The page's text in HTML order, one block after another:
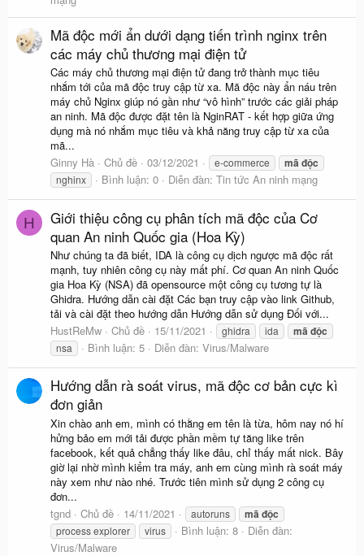
Mã độc mới ẩn dưới dạng tiến trình nginx trên
các máy chủ thương mại điện tử
Các máy chủ thương mại điện tử đang trở thành mục tiêu
nhắm tới của mã độc truy cập từ xa. Mã độc này ẩn náu trên
máy chủ Nginx giúp nó gần như “vô hình” trước các giải pháp
an ninh. Mã độc được đặt tên là NginRAT - kết hợp giữa ứng
dụng mà nó nhắm mục tiêu và khả năng truy cập từ xa của
mã...
Ginny Hà
Chủ đề 03/12/2021 e-commerce mã độc
nghinx Bình luận: 0 Diễn đàn: Tin tức An ninh mạng
H
Giới thiệu công cụ phân tích mã độc của Cơ
quan An ninh Quốc gia (Hoa Kỳ)
Như chúng ta đã biết, IDA là công cụ dịch ngược mã độc rất
mạnh, tuy nhiên công cụ này mất phí. Cơ quan An ninh Quốc
gia Hoa Kỳ (NSA) đã opensource một công cụ tương tự là
Ghidra. Hướng dẫn cài đặt Các bạn truy cập vào link Github,
tải và cài đặt theo hướng dẫn Hướng dẫn sử dụng Đối với...
HustReMw
Chủ đề 15/11/2021 ghidra ida mã độc
nsa Bình luận: 5 Diễn đàn: Virus/Malware
Hướng dẫn rà soát virus, mã độc cơ bản cực kì
đơn giản
Xin chào anh em, mình có thằng em tên là từa, hôm nay nó hí
hửng bảo em mới tải được phần mềm tự tăng like trên
facebook, kết quả chẳng thấy like đâu, chỉ thấy mất nick. Bây
giờ lại nhờ mình kiểm tra máy, anh em cùng mình rà soát máy
này xem như nào nhé. Trước tiên mình sử dụng 2 công cụ
đơn...
tgnd
Chủ đề 14/11/2021 autoruns mã độc
process explorer virus Bình luận: 8
Diễn đàn:
Virus/Malware